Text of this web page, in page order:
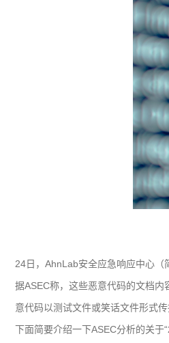
24日， AhnLab安全应急响应中心（
据ASEC称，这些恶意代码的文档内
意代码以测试文件或笑话文件形式
下面简要介绍一下ASEC分析的关于“